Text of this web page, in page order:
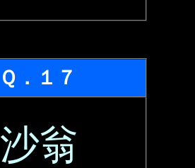
Ｑ．１７
沙翁